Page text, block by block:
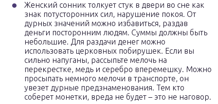
Женский сонник толкует стук в двери во сне как
знак потусторонних сил, нарушение покоя. От
дурных значений можно избавиться, раздав
деньги посторонним людям. Суммы должны быть
небольшие. Для раздачи денег можно
использовать церковных побирушек. Если вы
сильно напуганы, рассыпьте мелочь на
перекрестке, медь и серебро вперемешку. Можно
просыпать немного мелочи в транспорте, он
увезет дурные предзнаменования. Тем кто
соберет монетки, вреда не будет – это не наговор.